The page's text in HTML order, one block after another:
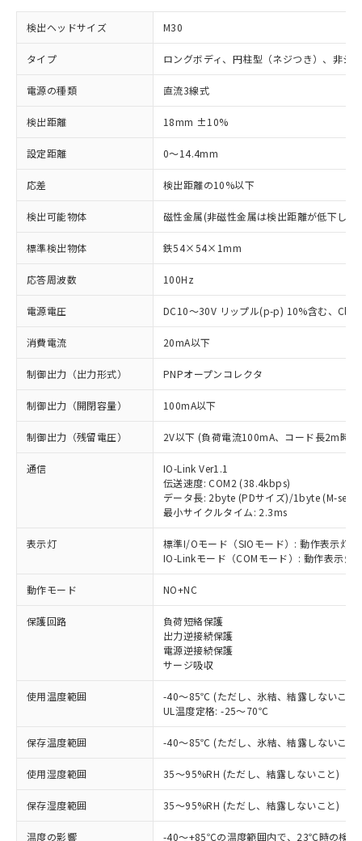
検出ヘッドサイズ M30
タイプ ロングボディ、円柱型（ネジつき）、非シ
電源の種類 直流3線式
検出距離 18mm ±10%
設定距離 0～14.4mm
応差 検出距離の10%以下
検出可能物体 磁性金属(非磁性金属は検出距離が低下しま
標準検出物体 鉄54×54×1mm
応答周波数 100Hz
電源電圧 DC10～30V リップル(p-p) 10%含む、
消費電流 20mA以下
制御出力（出力形式） PNPオープンコレクタ
制御出力（開閉容量） 100mA以下
制御出力（残留電圧） 2V以下 (負荷電流100mA、コード長2m時)
通信
IO-Link Ver1.1
伝送速度: COM2 (38.4kbps)
データ長: 2byte (PDサイズ)/1byte (M-
最小サイクルタイム: 2.3ms
表示灯
標準I/Oモード（SIOモード）: 動作表示灯(
IO-Linkモード（COMモード）: 動作表示
動作モード NO+NC
保護回路
負荷短絡保護
出力逆接続保護
電源逆接続保護
サージ吸収
使用温度範囲
-40～85℃ (ただし、氷結、結露しないこと)
UL温度定格: -25～70℃
保存温度範囲 -40～85℃ (ただし、氷結、結露しないこと)
使用湿度範囲 35～95%RH (ただし、結露しないこと)
保存湿度範囲 35～95%RH (ただし、結露しないこと)
温度の影響 -40～+85℃の温度範囲内で、23℃時の検
ご利用条件
以下の条件をお読みいただき、同意のうえ
ご利用ください。
商品の当社在庫状況および標準価格
(税抜)を提供させていただくもので
当社制御機器事業取扱商品の中には、
対応済み：EU RoHS指令（10物質）の
非含有に対応した製品が提供可能な商品で
対応予定：EU RoHS指令（10物質）の非含
有に対応した製品に切り替える予定のある
商品です。
対応予定なし：EU RoHS指令（10物質）の
非含有に非対応の商品で、対応品を出す予
定はありません。
調査・確認中：EU RoHS指令（10物質）の
非含有の対応状況を調査中または確認中の
非該当品：ライセンス料など無形物で、有
害物質有無と関係のない商品です。
※1 中国RoHS○×表
「○」：最大均質材料含有率が中国RoHSの
基準値以下であることを示します。